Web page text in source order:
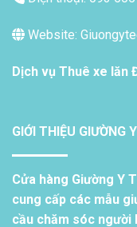
Website:
Dịch vụ Thuê xe lăn
GIỚI THIỆU GIƯỜNG
Cửa hàng Giường Y
cung cấp các mẫu
cầu chăm sóc người